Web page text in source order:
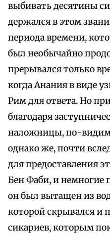
выбивать десятины
держался в этом
периода времени,
был необычайно
прерывался только
когда Анания в виде
Рим для ответа. Но
благодаря
наложницы, по-
однако же, почти
для предоставления
Бен Фаби, и немногие
он был вытащен из
которой скрывался и
сикариев, которым